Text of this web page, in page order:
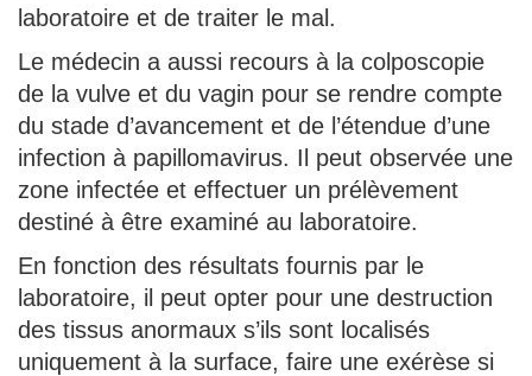
laboratoire et de traiter le mal.
Le médecin a aussi recours à la colposcopie
de la vulve et du vagin pour se rendre compte
du stade d’avancement et de l’étendue d’une
infection à papillomavirus. Il peut observée une
zone infectée et effectuer un prélèvement
destiné à être examiné au laboratoire.
En fonction des résultats fournis par le
laboratoire, il peut opter pour une destruction
des tissus anormaux s’ils sont localisés
uniquement à la surface, faire une exérèse si